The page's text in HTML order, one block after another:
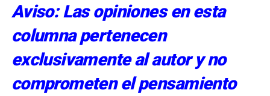
Aviso: Las opiniones en esta
columna pertenecen
exclusivamente al autor y no
comprometen el pensamiento